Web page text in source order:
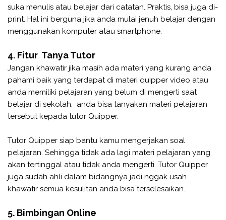
suka menulis atau belajar dari catatan. Praktis, bisa juga di-
print. Hal ini berguna jika anda mulai jenuh belajar dengan
menggunakan komputer atau smartphone.
4. Fitur Tanya Tutor
Jangan khawatir jika masih ada materi yang kurang anda
pahami baik yang terdapat di materi quipper video atau
anda memiliki pelajaran yang belum di mengerti saat
belajar di sekolah, anda bisa tanyakan materi pelajaran
tersebut kepada tutor Quipper.
Tutor Quipper siap bantu kamu mengerjakan soal
pelajaran. Sehingga tidak ada lagi materi pelajaran yang
akan tertinggal atau tidak anda mengerti. Tutor Quipper
juga sudah ahli dalam bidangnya jadi nggak usah
khawatir semua kesulitan anda bisa terselesaikan.
5. Bimbingan Online